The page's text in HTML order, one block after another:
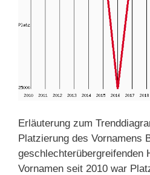
Erläuterung zum
Platzierung des Vornamens
geschlechterübergreifenden
Vornamen seit 2010 war